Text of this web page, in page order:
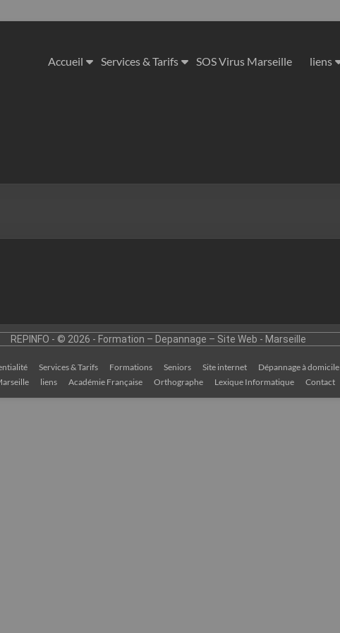
Accueil Services & Tarifs SOS Virus Marseille liens
REPINFO - © 2026 - Formation – Depannage – Site Web - Marseille
Services & Tarifs Formations Seniors Site internet Dépannage à domicile
liens Académie Française Orthographe Lexique Informatique Contact